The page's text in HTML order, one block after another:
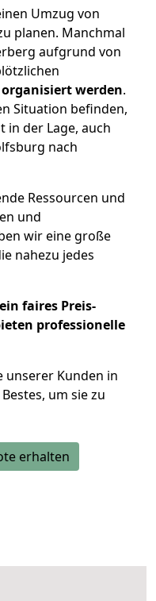
Umzug von
planen. Manchmal
aufgrund von
werden.
Situation befinden,
in der Lage, auch
nach
Ressourcen und
und
wir eine große
nahezu jedes
faires Preis-
professionelle
unserer Kunden in
um sie zu
erhalten